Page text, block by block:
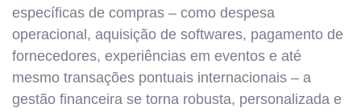
específicas de compras – como despesa
operacional, aquisição de softwares, pagamento de
fornecedores, experiências em eventos e até
mesmo transações pontuais internacionais – a
gestão financeira se torna robusta, personalizada e